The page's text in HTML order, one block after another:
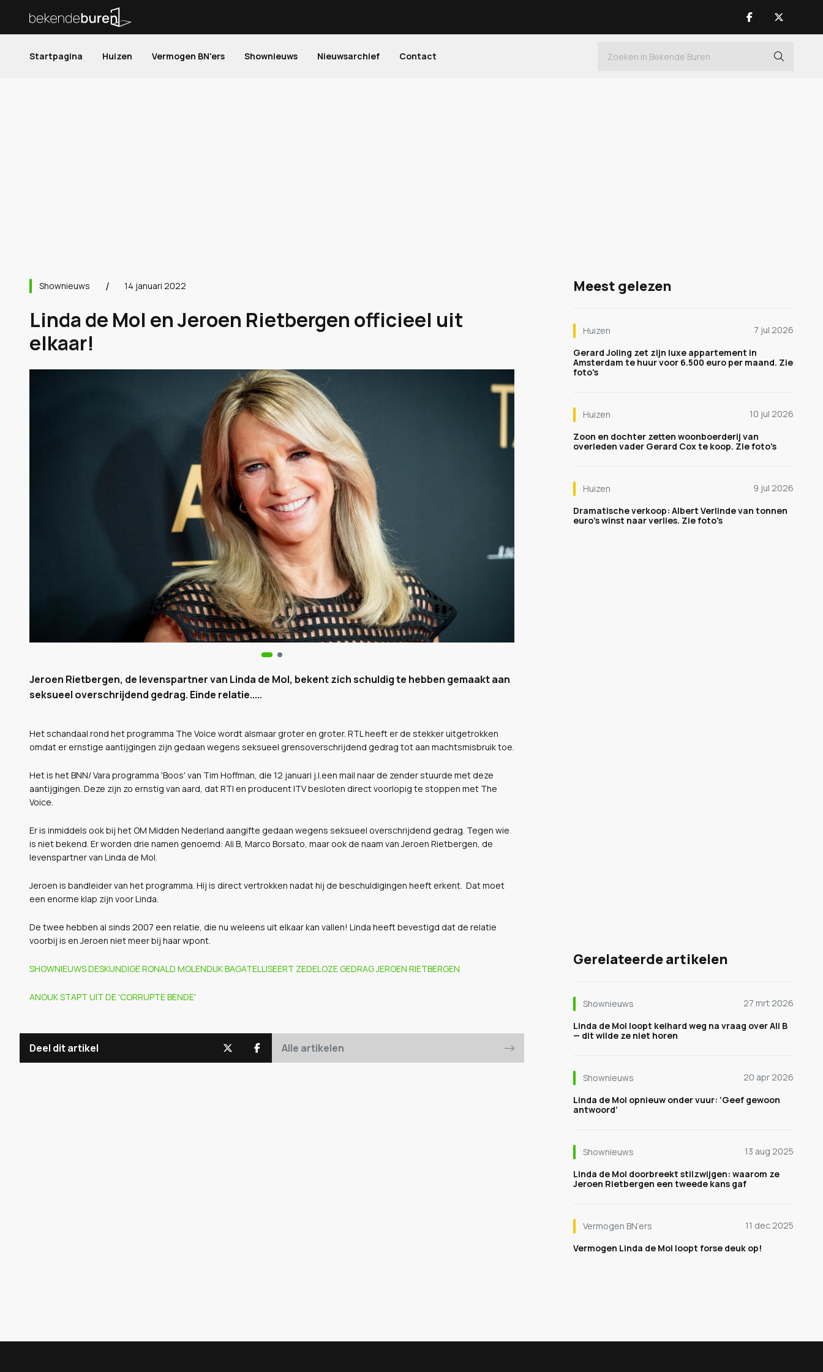
Startpagina Huizen Vermogen BN'ers Shownieuws Nieuwsarchief Contact
Shownieuws 14 januari 2022
Linda de Mol en Jeroen Rietbergen officieel uit
elkaar!
Jeroen Rietbergen, de levenspartner van Linda de Mol, bekent zich schuldig te hebben gemaakt aan
seksueel overschrijdend gedrag. Einde relatie.....
Het schandaal rond het programma The Voice wordt alsmaar groter en groter. RTL heeft er de stekker uitgetrokken
omdat er ernstige aantijgingen zijn gedaan wegens seksueel grensoverschrijdend gedrag tot aan machtsmisbruik toe.
Het is het BNN/ Vara programma 'Boos' van Tim Hoffman, die 12 januari j.l.een mail naar de zender stuurde met deze
aantijgingen. Deze zijn zo ernstig van aard, dat RTl en producent ITV besloten direct voorlopig te stoppen met The
Voice.
Er is inmiddels ook bij het OM Midden Nederland aangifte gedaan wegens seksueel overschrijdend gedrag. Tegen wie
is niet bekend. Er worden drie namen genoemd: Ali B, Marco Borsato, maar ook de naam van Jeroen Rietbergen, de
levenspartner van Linda de Mol.
Jeroen is bandleider van het programma. Hij is direct vertrokken nadat hij de beschuldigingen heeft erkent. Dat moet
een enorme klap zijn voor Linda.
De twee hebben al sinds 2007 een relatie, die nu weleens uit elkaar kan vallen! Linda heeft bevestigd dat de relatie
voorbij is en Jeroen niet meer bij haar wpont.
SHOWNIEUWS DESKUNDIGE RONALD MOLENDIJK BAGATELLISEERT ZEDELOZE GEDRAG JEROEN RIETBERGEN
ANOUK STAPT UIT DE 'CORRUPTE BENDE'
Deel dit artikel Alle artikelen
Meest gelezen
Huizen
7 jul 2026
Gerard Joling zet zijn luxe appartement in
Amsterdam te huur voor 6.500 euro per maand. Zie
foto's
Huizen
10 jul 2026
Zoon en dochter zetten woonboerderij van
overleden vader Gerard Cox te koop. Zie foto's
Huizen
9 jul 2026
Dramatische verkoop: Albert Verlinde van tonnen
euro's winst naar verlies. Zie foto's
Gerelateerde artikelen
Shownieuws
27 mrt 2026
Linda de Mol loopt keihard weg na vraag over Ali B
— dit wilde ze niet horen
Shownieuws
20 apr 2026
Linda de Mol opnieuw onder vuur: ‘Geef gewoon
antwoord’
Shownieuws
13 aug 2025
Linda de Mol doorbreekt stilzwijgen: waarom ze
Jeroen Rietbergen een tweede kans gaf
Vermogen BN’ers
11 dec 2025
Vermogen Linda de Mol loopt forse deuk op!